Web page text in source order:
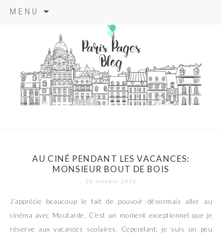
MENU
principal
paris pages
blog
AU CINÉ PENDANT LES VACANCES:
MONSIEUR BOUT DE BOIS
28 octobre 2016
J’apprécie beaucoup le fait de pouvoir désormais aller au
cinéma avec Moutarde. C’est un moment exceptionnel que je
réserve aux vacances scolaires. Cependant, je suis un peu